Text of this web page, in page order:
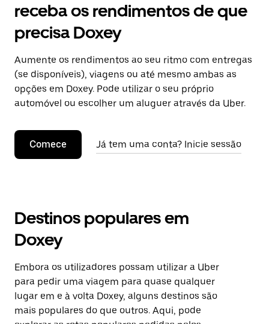
receba os rendimentos de que
precisa Doxey
Aumente os rendimentos ao seu ritmo com entregas
(se disponíveis), viagens ou até mesmo ambas as
opções em Doxey. Pode utilizar o seu próprio
automóvel ou escolher um aluguer através da Uber.
Comece Já tem uma conta? Inicie sessão
Destinos populares em
Doxey
Embora os utilizadores possam utilizar a Uber
para pedir uma viagem para quase qualquer
lugar em e à volta Doxey, alguns destinos são
mais populares do que outros. Aqui, pode